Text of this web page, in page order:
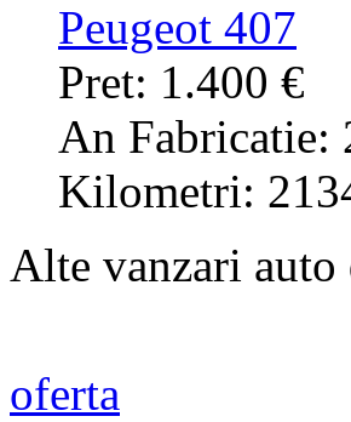
Peugeot 407
Pret: 1.400 €
An Fabricatie:
Kilometri:
Alte vanzari auto
oferta